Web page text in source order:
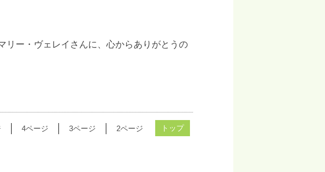
リー・ヴェレイさんに、心からありがとうの
4ページ 3ページ 2ページ 1ページ
トップ